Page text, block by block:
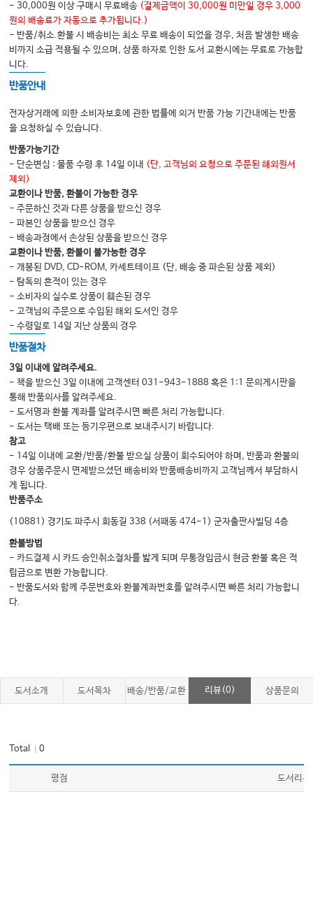
Part 7. 도수치료
30 도수치료의 역사
31 경추의 도수치료
32 늑골과 흉추의 도수치료
부록 보험지침
[참고자료] 신경차단술 관련 고시 및 안내사항
[참고자료] 2024년 제13차 중심조 회의 결과
INDEX
- 30,000원 이상 구매시 무료배송 (결제금액이 30,000원 미만일 경우 3,000
원의 배송료가 자동으로 추가됩니다.)
- 반품/취소.환불 시 배송비는 최소 무료 배송이 되었을 경우, 처음 발생한 배송
비까지 소급 적용될 수 있으며, 상품 하자로 인한 도서 교환시에는 무료로 가능합
니다.
반품안내
전자상거래에 의한 소비자보호에 관한 법률에 의거 반품 가능 기간내에는 반품
을 요청하실 수 있습니다.
반품가능기간
- 단순변심 : 물품 수령 후 14일 이내 (단, 고객님의 요청으로 주문된 해외원서
제외)
교환이나 반품, 환불이 가능한 경우
- 주문하신 것과 다른 상품을 받으신 경우
- 파본인 상품을 받으신 경우
- 배송과정에서 손상된 상품을 받으신 경우
교환이나 반품, 환불이 불가능한 경우
- 개봉된 DVD, CD-ROM, 카세트테이프 (단, 배송 중 파손된 상품 제외)
- 탐독의 흔적이 있는 경우
- 소비자의 실수로 상품이 훼손된 경우
- 고객님의 주문으로 수입된 해외 도서인 경우
- 수령일로 14일 지난 상품의 경우
반품절차
3일 이내에 알려주세요.
- 책을 받으신 3일 이내에 고객센터 031-943-1888 혹은 1:1 문의게시판을
통해 반품의사를 알려주세요.
- 도서명과 환불 계좌를 알려주시면 빠른 처리 가능합니다.
- 도서는 택배 또는 등기우편으로 보내주시기 바랍니다.
참고
- 14일 이내에 교환/반품/환불 받으실 상품이 회수되어야 하며, 반품과 환불의
경우 상품주문시 면제받으셨던 배송비와 반품배송비까지 고객님께서 부담하시
게 됩니다.
반품주소
(10881) 경기도 파주시 회동길 338 (서패동 474-1) 군자출판사빌딩 4층
환불방법
- 카드결제 시 카드 승인취소절차를 밟게 되며 무통장입금시 현금 환불 혹은 적
립금으로 변환 가능합니다.
- 반품도서와 함께 주문번호와 환불계좌번호를 알려주시면 빠른 처리 가능합니
다.
도서소개 도서목차 배송/반품/교환 리뷰(0) 상품문의
Total ｜0
평점 도서리뷰